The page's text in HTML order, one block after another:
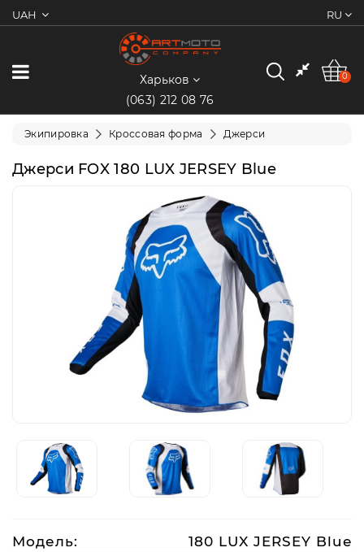
UAH RU
0
Категории
Мотоциклы
Электротранспорт
Экипировка
Запчасти
Харьков
(063) 212 08 76
0
Экипировка Кроссовая форма Джерси
Джерси FOX 180 LUX JERSEY Blue
Модель:
180 LUX JERSEY Blue